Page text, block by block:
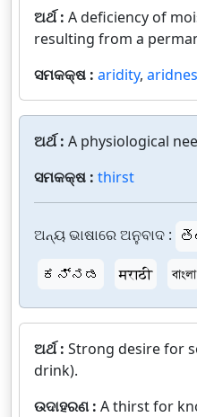
ଅର୍ଥ : A deficiency of
resulting from a
ସମକକ୍ଷ : aridity,
ଅର୍ଥ : A physiological
ସମକକ୍ଷ : thirst
ଅନ୍ୟ ଭାଷାରେ ଅନୁବାଦ :
ಕನ್ನಡ
मराठी বাংলা
ଅର୍ଥ : Strong desire for
drink).
ଉଦାହରଣ : A thirst for